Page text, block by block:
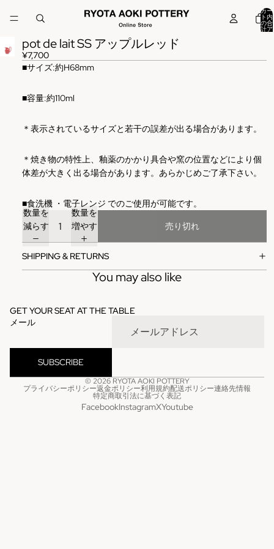
カー
ト内
の合
計ア
pot de lait SS アップルレッド
¥7,700
■サイズ:約H68mm
■容量:約110ml
＊表示されているサイズと若干の誤差が出る場合があります。
＊焼き物の特性上、釉薬のかかり具合や窯の位置などにより個
体差が大きく出る場合があります。あらかじめご了承下さい。
■食洗機 ・電子レンジ でのご使用が可能です。
数量を
減らす
数量を
増やす
売り切れ
SHIPPING & RETURNS
You may also like
GET YOUR SEAT AT THE TABLE
メール
SUBSCRIBE
© 2026 RYOTA AOKI POTTERY
プライバシーポリシー返金ポリシー利用規約配送ポリシー連絡先情報
特定商取引法に基づく表記
FacebookInstagramXYoutube